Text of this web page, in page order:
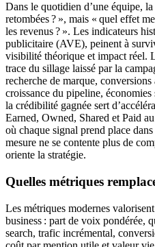
Dans le quotidien d’une équipe,
retombées ? », mais « quel effet
les revenus ? ». Les indicateurs
publicitaire (AVE), peinent à
visibilité théorique et impact réel.
trace du sillage laissé par la
recherche de marque, conversions
croissance du pipeline,
la crédibilité gagnée sert
Earned, Owned, Shared et Paid
où chaque signal prend place
mesure ne se contente plus de
oriente la stratégie.
Quelles métriques
Les métriques modernes
business : part de voix pondérée,
search, trafic incrémental,